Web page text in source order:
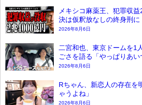
メキシコ麻薬王、犯罪収
決は仮釈放なしの終身刑に
2026年8月6日
二宮和也、東京ドームを1
ごさを語る「やっぱりあい
2026年8月6日
Rちゃん、新恋人の存在を
ゃうよね」
2026年8月6日